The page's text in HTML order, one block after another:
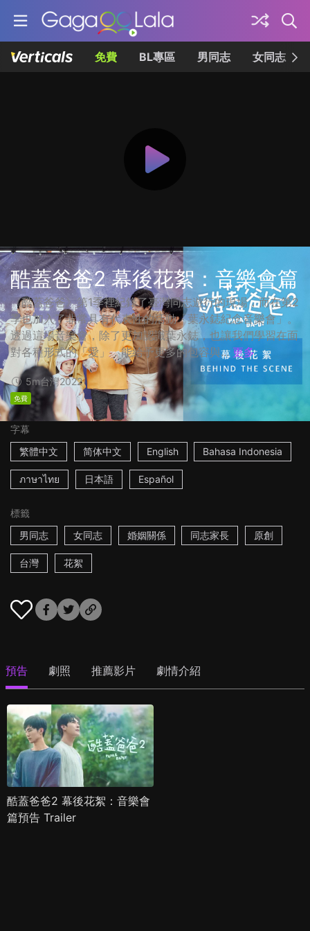
免費 BL專區 男同志 女同志
酷蓋爸爸2 幕後花絮：音樂會篇
《酷蓋爸爸》第1季裡紀錄了臺灣同志遊行的現場，而在第2
季也加入了非常具有代表性的活動「葉永鋕紀念音樂會」。
透過這場音樂會，除了更加認識葉永鋕，也讓我們學習在面
對各種形式的「愛」，能給予更多的包容與... 更多
5m台灣2022
免費
字幕
繁體中文
简体中文 English Bahasa Indonesia
ภาษาไทย 日本語 Español
標籤
男同志
女同志 婚姻關係 同志家長 原創
台灣 花絮
預告 劇照 推薦影片 劇情介紹
酷蓋爸爸2 幕後花絮：音樂會
篇預告 Trailer